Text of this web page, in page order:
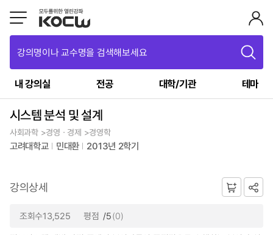
강의명이나 교수명을 검색해보세요
내 강의실 전공 대학/기관 테마
시스템 분석 및 설계
사회과학 >경영ㆍ경제 >경영학
고려대학교 민대환 2013년 2학기
강의상세
조회수13,525 평점 /5(0)